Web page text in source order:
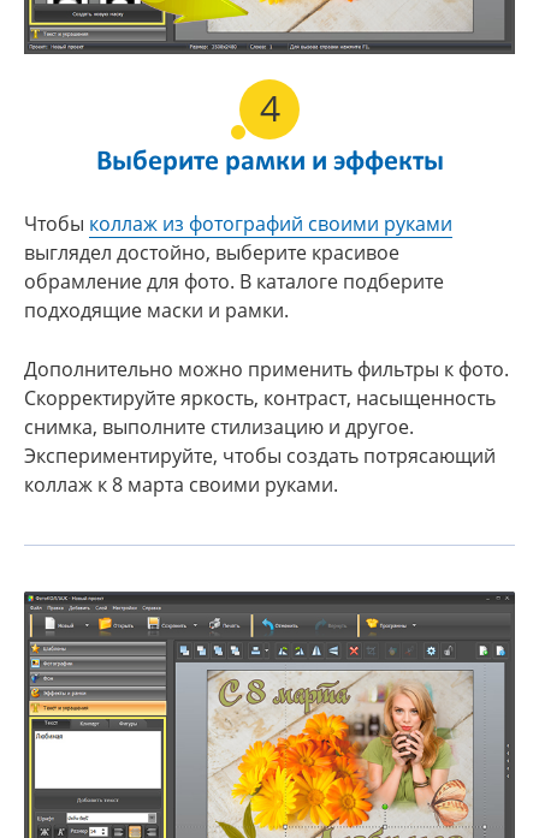
4
Выберите рамки и эффекты
Чтобы коллаж из фотографий своими руками
выглядел достойно, выберите красивое
обрамление для фото. В каталоге подберите
подходящие маски и рамки.
Дополнительно можно применить фильтры к фото.
Скорректируйте яркость, контраст, насыщенность
снимка, выполните стилизацию и другое.
Экспериментируйте, чтобы создать потрясающий
коллаж к 8 марта своими руками.